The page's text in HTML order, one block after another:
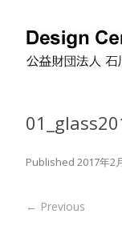
Published 2017年2
← Previous